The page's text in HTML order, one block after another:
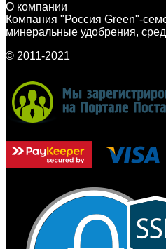
О компании
Компания "Россия Green"-
минеральные удобрения,
© 2011-2021